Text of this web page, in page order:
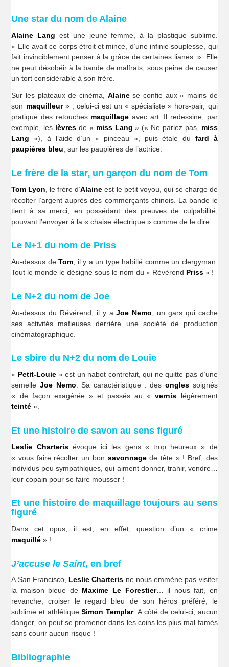
Une star du nom de Alaine
Alaine Lang est une jeune femme, à la plastique sublime.
« Elle avait ce corps étroit et mince, d’une infinie souplesse, qui
fait invinciblement penser à la grâce de certaines lianes. ». Elle
ne peut désobéir à la bande de malfrats, sous peine de causer
un tort considérable à son frère.
Sur les plateaux de cinéma, Alainese confie aux « mains de
son maquilleur» ; celui-ci est un « spécialiste » hors-pair, qui
pratique des retouches maquillage avec art. Il redessine, par
exemple, les lèvres de « miss Lang » (« Ne parlez pas, miss
Lang »), à l’aide d’un « pinceau », puis étale du fard à
paupières bleu, sur les paupières de l’actrice.
Le frère de la star, un garçon du nom de Tom
Tom Lyon , le frère d’Alaine est le petit voyou, qui se charge de
récolter l’argent auprès des commerçants chinois. La bande le
tient à sa merci, en possédant des preuves de culpabilité,
pouvant l’envoyer à la « chaise électrique » comme de le dire.
Le N+1 du nom de Priss
Au-dessus deTom , il y a un type habillé comme un clergyman.
Tout le monde le désigne sous le nom du « Révérend Priss » !
Le N+2 du nom de Joe
Au-dessus du Révérend, il y aJoe Nemo , un gars qui cache
ses activités mafieuses derrière une société de production
cinématographique.
Le sbire du N+2 du nom de Louie
« Petit-Louie» est un nabot contrefait, qui ne quitte pas d’une
semelleJoe Nemo . Sa caractéristique : des onglessoignés
« de façon exagérée » et passés au «vernis légèrement
teinté ».
Et une histoire de savon au sens figuré
Leslie Charterisévoque ici les gens « trop heureux » de
« vous faire récolter un bon savonnagede tête » ! Bref, des
individus peu sympathiques, qui aiment donner, trahir, vendre…
leur copain pour se faire mousser !
Et une histoire de maquillage toujours au sens
figuré
Dans cet opus, il est, en effet, question d’un « crime
maquillé » !
J’accuse le Saint, en bref
A San Francisco, Leslie Charteris ne nous emmène pas visiter
la maison bleue de Maxime Le Forestier… il nous fait, en
revanche, croiser le regard bleu de son héros préféré, le
sublime et athlétiqueSimon Templar. A côté de celui-ci, aucun
danger, on peut se promener dans les coins les plus mal famés
sans courir aucun risque !
Bibliographie